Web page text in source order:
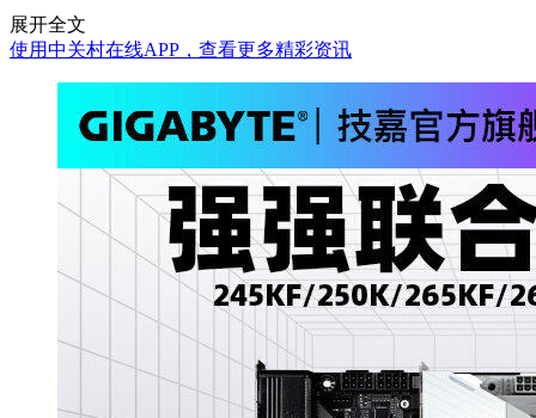
展开全文
使用中关村在线APP，查看更多精彩资讯